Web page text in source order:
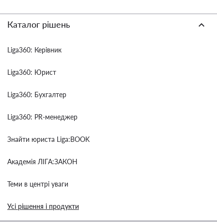
Каталог рішень
Liga360: Керівник
Liga360: Юрист
Liga360: Бухгалтер
Liga360: PR-менеджер
Знайти юриста Liga:BOOK
Академія ЛІГА:ЗАКОН
Теми в центрі уваги
Усі рішення і продукти